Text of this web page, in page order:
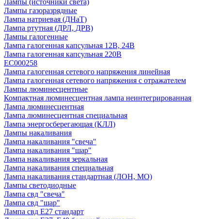
Лампы (источники света)
Лампы газоразрядные
Лампа натриевая (ДНаТ)
Лампа ртутная (ДРЛ, ДРВ)
Лампы галогенные
Лампа галогенная капсульная 12В, 24В
Лампа галогенная капсульная 220В
EC000258
Лампа галогенная сетевого напряжения линейная
Лампа галогенная сетевого напряжения с отражателем
Лампы люминесцентные
Компактная люминесцентная лампа неинтегрированная
Лампа люминесцентная
Лампа люминесцентная специальная
Лампа энергосберегающая (КЛЛ)
Лампы накаливания
Лампа накаливания "свеча"
Лампа накаливания "шар"
Лампа накаливания зеркальная
Лампа накаливания специальная
Лампа накаливания стандартная (ЛОН, МО)
Лампы светодиодные
Лампа свд "свеча"
Лампа свд "шар"
Лампа свд E27 стандарт